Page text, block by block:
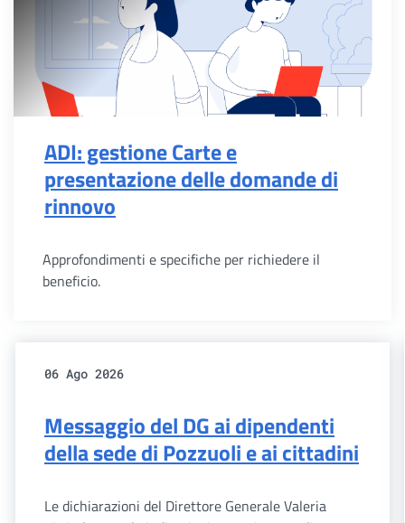
ADI: gestione Carte e
presentazione delle domande di
rinnovo
Approfondimenti e specifiche per richiedere il
beneficio.
06 Ago 2026
Messaggio del DG ai dipendenti
della sede di Pozzuoli e ai cittadini
Le dichiarazioni del Direttore Generale Valeria